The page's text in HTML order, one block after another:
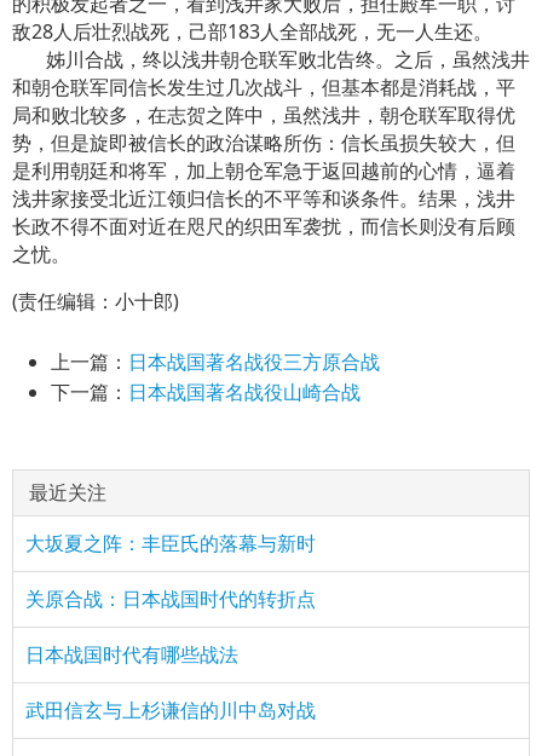
敌28人后壮烈战死，己部183人全部战死，无一人生还。
姊川合战，终以浅井朝仓联军败北告终。之后，虽然浅井
和朝仓联军同信长发生过几次战斗，但基本都是消耗战，平
局和败北较多，在志贺之阵中，虽然浅井，朝仓联军取得优
势，但是旋即被信长的政治谋略所伤：信长虽损失较大，但
是利用朝廷和将军，加上朝仓军急于返回越前的心情，逼着
浅井家接受北近江领归信长的不平等和谈条件。结果，浅井
长政不得不面对近在咫尺的织田军袭扰，而信长则没有后顾
之忧。
(责任编辑：小十郎)
上一篇： 日本战国著名战役三方原合战
下一篇： 日本战国著名战役山崎合战
最近关注
大坂夏之阵：丰臣氏的落幕与新时
关原合战：日本战国时代的转折点
日本战国时代有哪些战法
武田信玄与上杉谦信的川中岛对战